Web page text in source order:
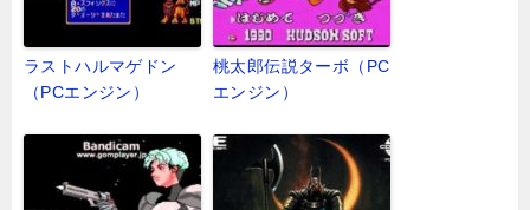
ラストハルマゲドン
（PCエンジン）
桃太郎伝説ターボ（PC
エンジン）